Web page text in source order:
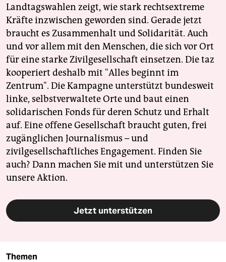
Landtagswahlen zeigt, wie stark rechtsextreme
Kräfte inzwischen geworden sind. Gerade jetzt
braucht es Zusammenhalt und Solidarität. Auch
und vor allem mit den Menschen, die sich vor Ort
für eine starke Zivilgesellschaft einsetzen. Die taz
kooperiert deshalb mit "Alles beginnt im
Zentrum". Die Kampagne unterstützt bundesweit
linke, selbstverwaltete Orte und baut einen
solidarischen Fonds für deren Schutz und Erhalt
auf. Eine offene Gesellschaft braucht guten, frei
zugänglichen Journalismus – und
zivilgesellschaftliches Engagement. Finden Sie
auch? Dann machen Sie mit und unterstützen Sie
unsere Aktion.
Jetzt unterstützen
Themen